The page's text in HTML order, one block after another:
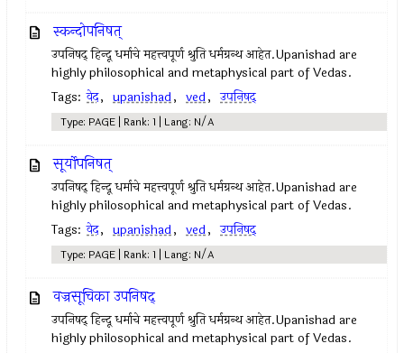
स्कन्दोपनिषत्
उपनिषद् हिन्दू धर्माचे महत्त्वपूर्ण श्रुति धर्मग्रन्थ आहेत.Upanishad are
highly philosophical and metaphysical part of Vedas.
Tags: वेद, upanishad, ved, उपनिषद्‍
Type: PAGE | Rank: 1 | Lang: N/A
सूर्योपनिषत्
उपनिषद् हिन्दू धर्माचे महत्त्वपूर्ण श्रुति धर्मग्रन्थ आहेत.Upanishad are
highly philosophical and metaphysical part of Vedas.
Tags: वेद, upanishad, ved, उपनिषद्‍
Type: PAGE | Rank: 1 | Lang: N/A
वज्रसूचिका उपनिषद्
उपनिषद् हिन्दू धर्माचे महत्त्वपूर्ण श्रुति धर्मग्रन्थ आहेत.Upanishad are
highly philosophical and metaphysical part of Vedas.